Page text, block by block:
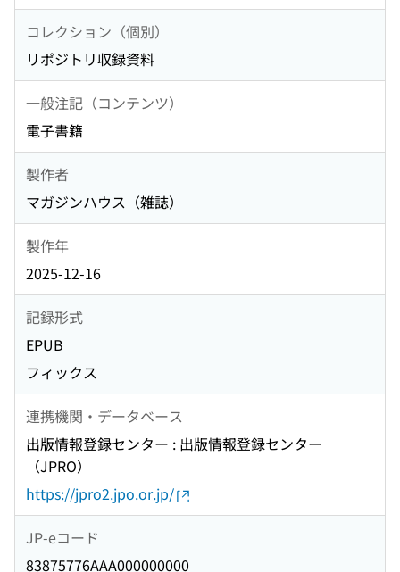
コレクション（個別）
リポジトリ収録資料
一般注記（コンテンツ）
電子書籍
製作者
マガジンハウス（雑誌）
製作年
2025-12-16
記録形式
EPUB
フィックス
連携機関・データベース
出版情報登録センター : 出版情報登録センター
（JPRO）
https://jpro2.jpo.or.jp/
JP-eコード
83875776AAA000000000